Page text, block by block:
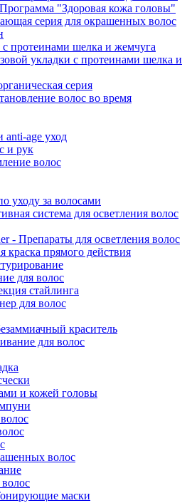
"Здоровая кожа головы"
серия для окрашенных волос
протеинами шелка и жемчуга
укладки с протеинами шелка и
серия
волос во время
age уход
и рук
волос
уходу за волосами
система для осветления волос
- Препараты для осветления волос
краска прямого действия
для волос
стайлинга
для волос
краситель
для волос
и кожей головы
волос
маски